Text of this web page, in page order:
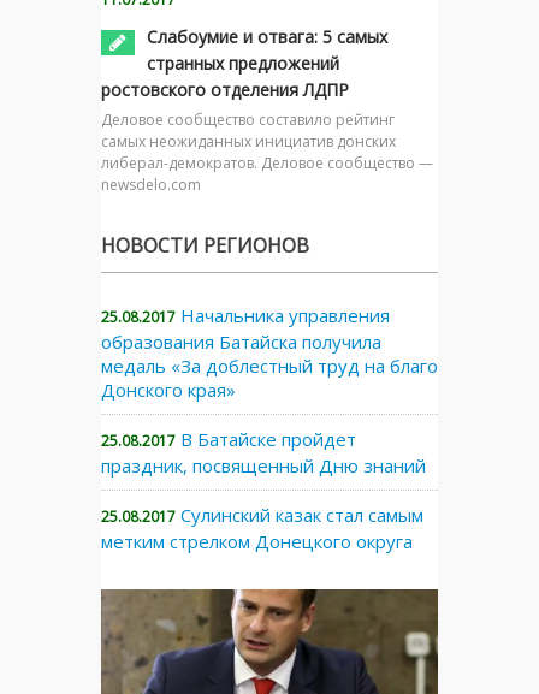
Слабоумие и отвага: 5 самых
странных предложений
ростовского отделения ЛДПР
Деловое сообщество составило рейтинг
самых неожиданных инициатив донских
либерал-демократов. Деловое сообщество —
newsdelo.com
НОВОСТИ РЕГИОНОВ
25.08.2017 Начальника управления
образования Батайска получила
медаль «За доблестный труд на благо
Донского края»
25.08.2017 В Батайске пройдет
праздник, посвященный Дню знаний
25.08.2017 Сулинский казак стал самым
метким стрелком Донецкого округа